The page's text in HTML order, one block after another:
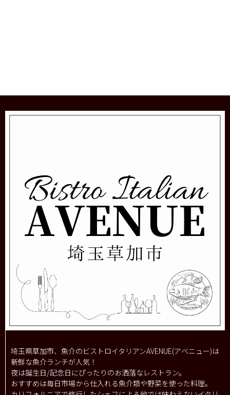
埼玉県草加市、魚介のビストロイタリアンAVENUE(アベニュー)は
新鮮な魚介ランチが人気！
夜は誕生日/記念日にぴったりのお洒落なレストラン。
おすすめは毎日市場から仕入れる魚介類や野菜を使った料理。